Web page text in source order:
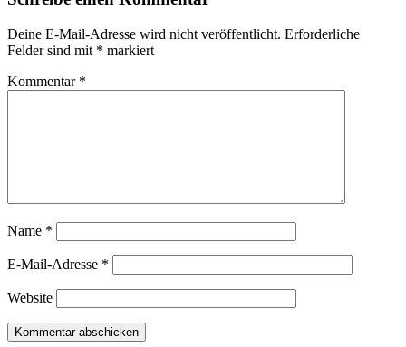
Deine E-Mail-Adresse wird nicht veröffentlicht. Erforderliche
Felder sind mit * markiert
Kommentar *
Name *
E-Mail-Adresse *
Website